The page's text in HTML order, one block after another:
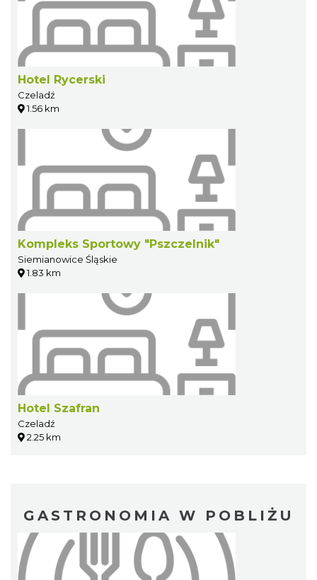
Hotel Rycerski
Czeladź
1.56 km
Kompleks Sportowy "Pszczelnik"
Siemianowice Śląskie
1.83 km
Hotel Szafran
Czeladź
2.25 km
GASTRONOMIA W POBLIŻU